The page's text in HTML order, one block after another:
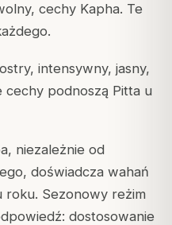
cechy Kapha. Te
intensywny, jasny,
cechy podnoszą Pitta u
niezależnie od
doświadcza wahań
roku. Sezonowy reżim
dostosowanie